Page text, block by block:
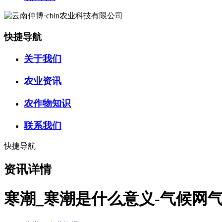
快捷导航
关于我们
农业资讯
农作物知识
联系我们
快捷导航
资讯详情
寒潮_寒潮是什么意义-气候网